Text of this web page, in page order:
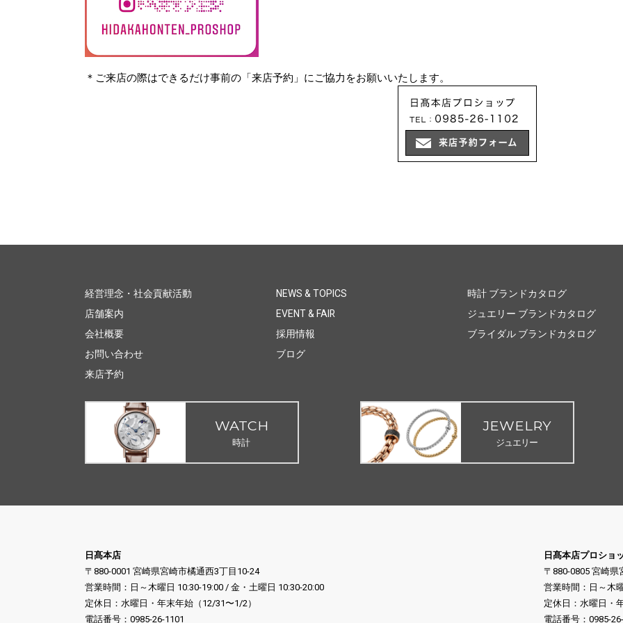
＊ご来店の際はできるだけ事前の「来店予約」にご協力をお願いいたします。
経営理念・社会貢献活動
店舗案内
会社概要
お問い合わせ
来店予約
NEWS & TOPICS
EVENT & FAIR
採用情報
ブログ
時計 ブランドカタログ
ジュエリー ブランドカタログ
ブライダル ブランドカタログ
WATCH
時計
JEWELRY
ジュエリー
日髙本店
〒880-0001 宮崎県宮崎市橘通西3丁目10-24
営業時間：日～木曜日 10:30-19:00 / 金・土曜日 10:30-20:00
定休日：水曜日・年末年始（12/31〜1/2）
電話番号： 0985-26-1101
日髙本店プロショ
〒880-0805 宮崎県
営業時間：日～木
定休日：水曜日・
電話番号： 0985-